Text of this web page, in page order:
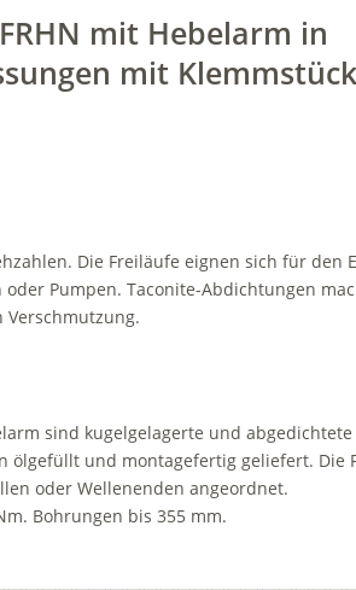
mit Hebelarm in
mit
Die Freiläufe eignen sich für den
Pumpen. Taconite-Abdichtungen
Verschmutzung.
sind ­kugelgelagerte und abgedichtete
ölgefüllt und montage­fertig geliefert. Die
oder Wellenenden angeordnet.
Bohrungen bis 355 mm.